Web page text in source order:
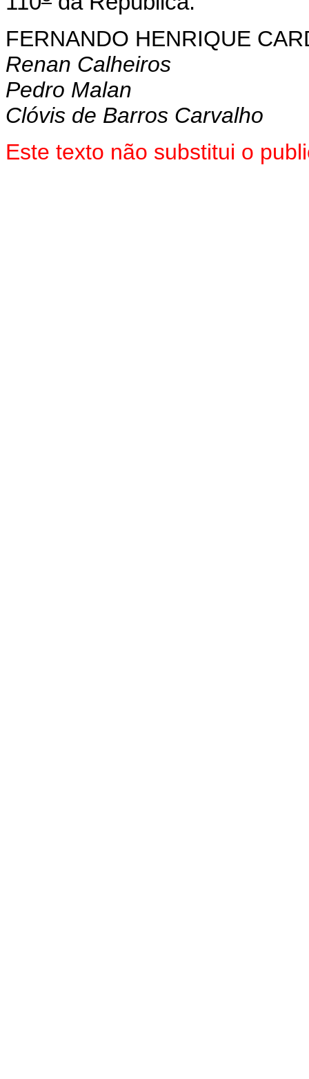
FERNANDO HENRIQUE
Renan Calheiros
Pedro Malan
Clóvis de Barros Carvalho
Este texto não substitui o